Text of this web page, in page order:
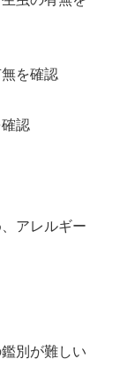
を確認
認
アレルギー
鑑別が難しい